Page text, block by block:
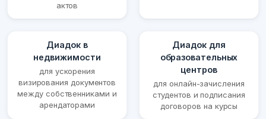
актов
Диадок в
недвижимости
для ускорения
визирования документов
между собственниками и
арендаторами
Диадок для
образовательных
центров
для онлайн-зачисления
студентов и подписания
договоров на курсы